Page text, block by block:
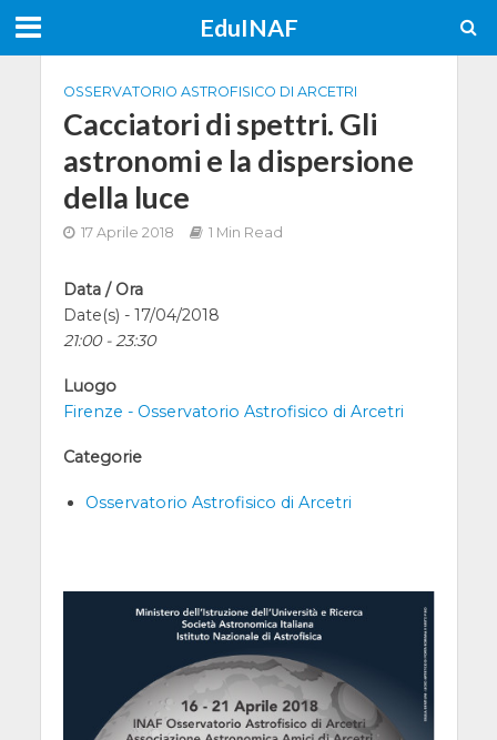
EduINAF
OSSERVATORIO ASTROFISICO DI ARCETRI
Cacciatori di spettri. Gli
astronomi e la dispersione
della luce
17 Aprile 2018 1 Min Read
Data / Ora
Date(s) - 17/04/2018
21:00 - 23:30
Luogo
Firenze - Osservatorio Astrofisico di Arcetri
Categorie
Osservatorio Astrofisico di Arcetri